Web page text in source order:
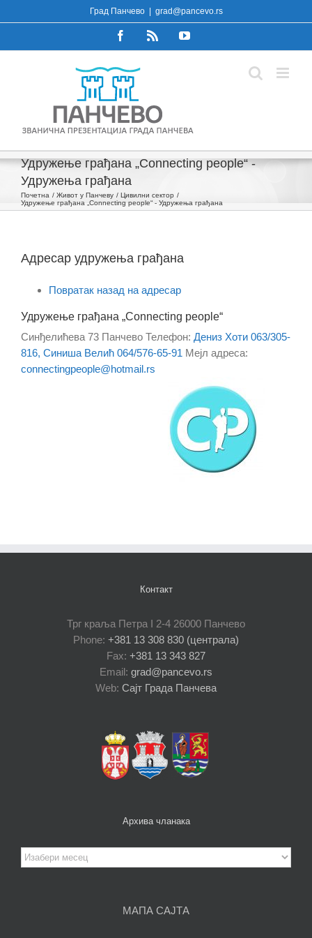
to
Град Панчево grad@pancevo.rs
FacebookRss YouTube
Удружење грађана „Connecting people“ -
Удружења грађана
Почетна Живот у Панчеву
Цивилни сектор
Удружење грађана „Connecting people“ - Удружења грађана
Адресар удружења грађана
Повратак назад на адресар
Удружење грађана „Connecting people“
Синђелићева 73 Панчево Телефон: Дениз Хоти 063/305-
816, Синиша Велић 064/576-65-91 Мејл адреса:
connectingpeople@hotmail.rs
Контакт
Трг краља Петра I 2-4 26000 Панчево
Phone: +381 13 308 830 (централа)
Fax: +381 13 343 827
Email: grad@pancevo.rs
Web: Сајт Града Панчева
Архива чланака
Архива
чланака
МАПА САЈТА